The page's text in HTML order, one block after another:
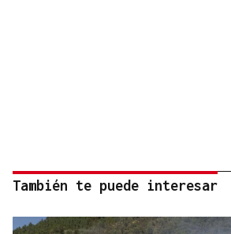
También te puede interesar